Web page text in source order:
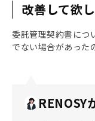
改善して欲
委託管理契約書につ
でない場合があった
RENOSY